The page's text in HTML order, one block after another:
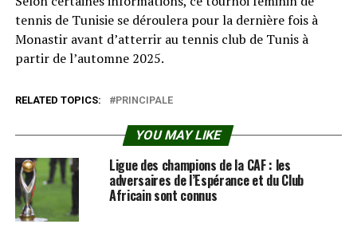
tennis de Tunisie se déroulera pour la dernière fois à
Monastir avant d’atterrir au tennis club de Tunis à
partir de l’automne 2025.
RELATED TOPICS: PRINCIPALE
YOU MAY LIKE
Ligue des champions de la CAF : les
adversaires de l’Espérance et du Club
Africain sont connus